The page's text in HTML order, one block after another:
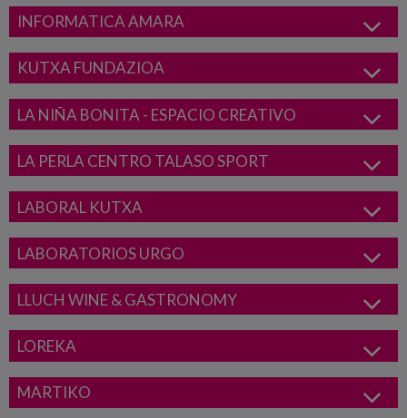
INFORMATICA AMARA
KUTXA FUNDAZIOA
LA NIÑA BONITA - ESPACIO CREATIVO
LA PERLA CENTRO TALASO SPORT
LABORAL KUTXA
LABORATORIOS URGO
LLUCH WINE & GASTRONOMY
LOREKA
MARTIKO